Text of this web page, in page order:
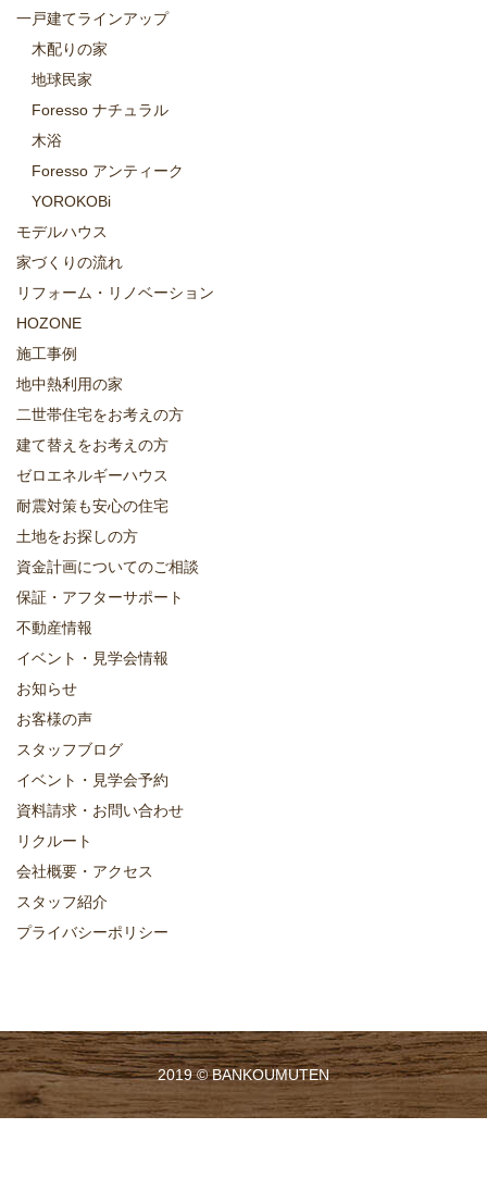
一戸建てラインアップ
木配りの家
地球民家
Foresso ナチュラル
木浴
Foresso アンティーク
YOROKOBi
モデルハウス
家づくりの流れ
リフォーム・リノベーション
HOZONE
施工事例
地中熱利用の家
二世帯住宅をお考えの方
建て替えをお考えの方
ゼロエネルギーハウス
耐震対策も安心の住宅
土地をお探しの方
資金計画についてのご相談
保証・アフターサポート
不動産情報
イベント・見学会情報
お知らせ
お客様の声
スタッフブログ
イベント・見学会予約
資料請求・お問い合わせ
リクルート
会社概要・アクセス
スタッフ紹介
プライバシーポリシー
2019 ©BANKOUMUTEN